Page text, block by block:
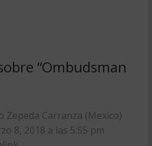
“Ombudsman
Zepeda Carranza (Mexico)
8, 2018 a las 5:55 pm